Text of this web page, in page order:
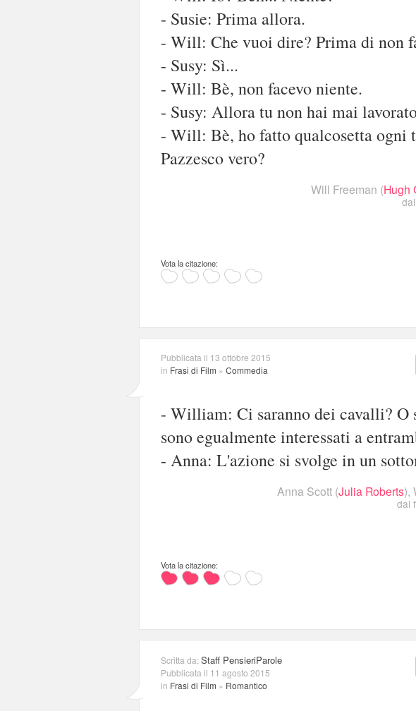
- Susie: Prima allora.
- Will: Che vuoi dire? Prima di non
- Susy: Sì...
- Will: Bè, non facevo niente.
- Susy: Allora tu non hai mai
- Will: Bè, ho fatto qualcosetta ogni
Pazzesco vero?
Will Freeman (Hugh
Vota la citazione:
Pubblicata il 13 ottobre 2015
in Frasi di Film » Commedia
- William: Ci saranno dei cavalli?
sono egualmente interessati a
- Anna: L'azione si svolge in un
Anna Scott (Julia Roberts),
dal
Vota la citazione:
Scritta da:Staff PensieriParole
Pubblicata il 11 agosto 2015
in Frasi di Film » Romantico